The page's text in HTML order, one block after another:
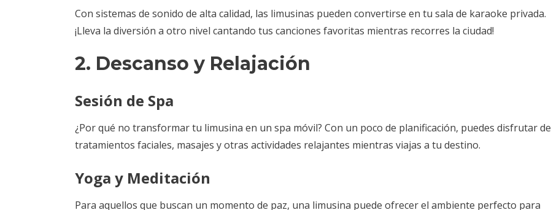
Con sistemas de sonido de alta calidad, las limusinas pueden convertirse en tu sala de karaoke privada.
¡Lleva la diversión a otro nivel cantando tus canciones favoritas mientras recorres la ciudad!
2. Descanso y Relajación
Sesión de Spa
¿Por qué no transformar tu limusina en un spa móvil? Con un poco de planificación, puedes disfrutar de
tratamientos faciales, masajes y otras actividades relajantes mientras viajas a tu destino.
Yoga y Meditación
Para aquellos que buscan un momento de paz, una limusina puede ofrecer el ambiente perfecto para